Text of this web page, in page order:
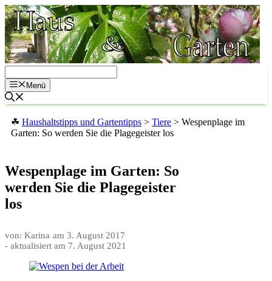
Zum
Inhalt
springen
Menü
☘ Haushaltstipps und Gartentipps > Tiere > Wespenplage im
Garten: So werden Sie die Plagegeister los
Wespenplage im Garten: So
werden Sie die Plagegeister
los
von: Karina am 3. August 2017
- aktualisiert am 7. August 2021